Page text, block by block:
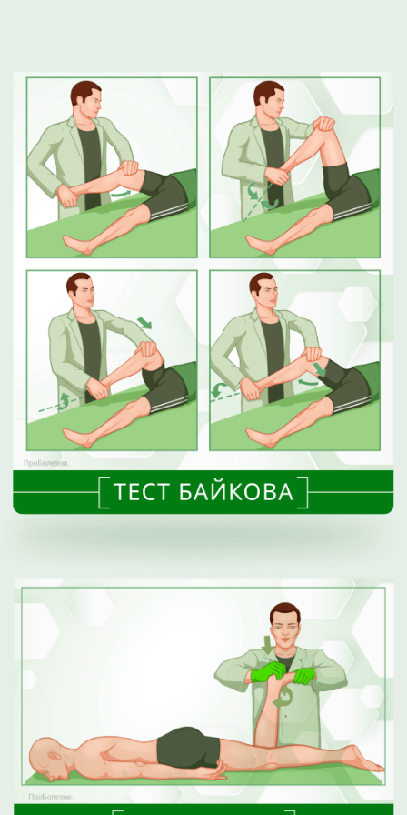
ЧАСТО ЗАДАВАЕМЫЕ ВОПРОСЫ
суставов и позвоночника экспертного уровня.
Мы ориентированы на тех, кто заботится о своем
медицинское обслуживание, профессиональную
экспертизу и внимательное отношение со стороны
Мы с гордостью представляем достижения нашей
клиники.
Медицинский центр
«Ортоклиника»
ОТЗЫВЫ О НАС